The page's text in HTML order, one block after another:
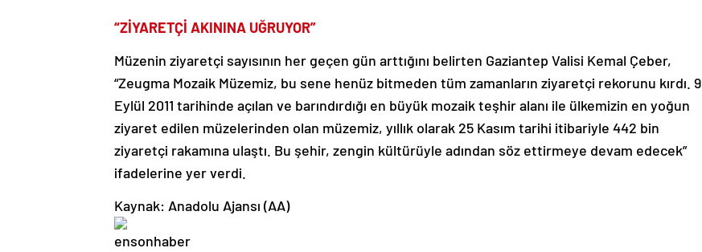
“ZİYARETÇİ AKININA UĞRUYOR”
Müzenin ziyaretçi sayısının her geçen gün arttığını belirten Gaziantep Valisi Kemal Çeber,
“Zeugma Mozaik Müzemiz, bu sene henüz bitmeden tüm zamanların ziyaretçi rekorunu kırdı. 9
Eylül 2011 tarihinde açılan ve barındırdığı en büyük mozaik teşhir alanı ile ülkemizin en yoğun
ziyaret edilen müzelerinden olan müzemiz, yıllık olarak 25 Kasım tarihi itibariyle 442 bin
ziyaretçi rakamına ulaştı. Bu şehir, zengin kültürüyle adından söz ettirmeye devam edecek”
ifadelerine yer verdi.
Kaynak: Anadolu Ajansı (AA)